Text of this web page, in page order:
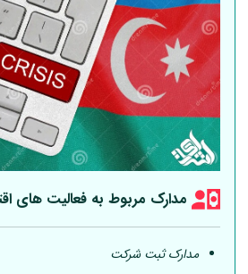
مدارک مربوط به فعالیت های
مدارک ثبت شرکت